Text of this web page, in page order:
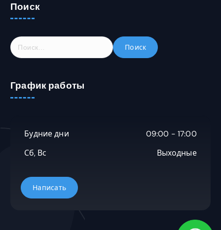
Поиск
Н
а
и
:
График работы
Будние дни
09:00 - 17:00
Сб, Вс
Выходные